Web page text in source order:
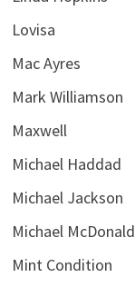
Lovisa
Mac Ayres
Mark Williamson
Maxwell
Michael Haddad
Michael Jackson
Michael McDonald
Mint Condition